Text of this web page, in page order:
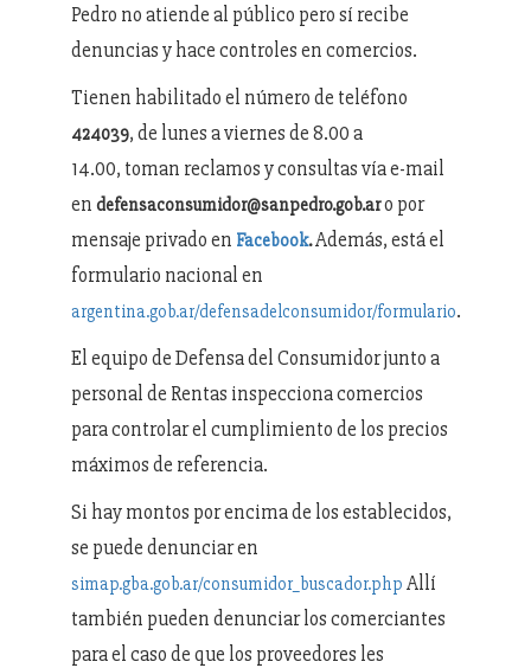
Pedro no atiende al público pero sí recibe
denuncias y hace controles en comercios.
Tienen habilitado el número de teléfono
424039, de lunes a viernes de 8.00 a
14.00, toman reclamos y consultas vía e-mail
en defensaconsumidor@sanpedro.gob.aro por
mensaje privado en Facebook.Además, está el
formulario nacional en
argentina.gob.ar/defensadelconsumidor/formulario.
El equipo de Defensa del Consumidor junto a
personal de Rentas inspecciona comercios
para controlar el cumplimiento de los precios
máximos de referencia.
Si hay montos por encima de los establecidos,
se puede denunciar en
simap.gba.gob.ar/consumidor_buscador.php Allí
también pueden denunciar los comerciantes
para el caso de que los proveedores les